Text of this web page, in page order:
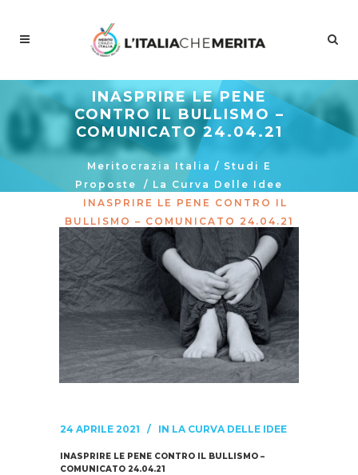
INASPRIRE LE PENE
CONTRO IL BULLISMO –
COMUNICATO 24.04.21
Meritocrazia Italia / Studi E
Proposte
/ La Curva Delle Idee
INASPRIRE LE PENE CONTRO IL
BULLISMO – COMUNICATO 24.04.21
24 APRILE 2021 IN LA CURVA DELLE IDEE
INASPRIRE LE PENE CONTRO IL BULLISMO –
COMUNICATO 24.04.21